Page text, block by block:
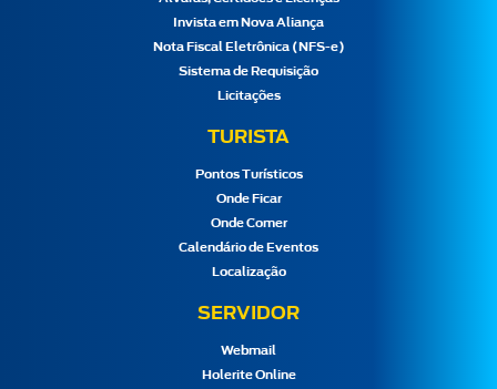
Invista em Nova Aliança
Nota Fiscal Eletrônica (NFS-e)
Sistema de Requisição
Licitações
TURISTA
Pontos Turísticos
Onde Ficar
Onde Comer
Calendário de Eventos
Localização
SERVIDOR
Webmail
Holerite Online